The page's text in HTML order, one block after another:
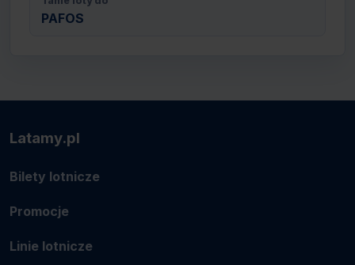
PAFOS
Latamy.pl
Bilety lotnicze
Promocje
Linie lotnicze